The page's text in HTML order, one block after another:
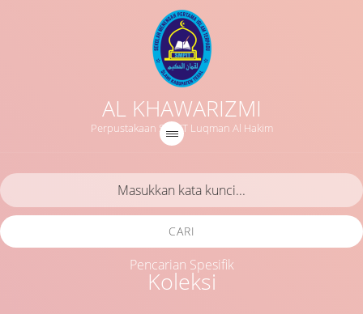
AL KHAWARIZMI
Perpustakaan SMPIT Luqman Al Hakim
Koleksi
CARI
Pencarian Spesifik